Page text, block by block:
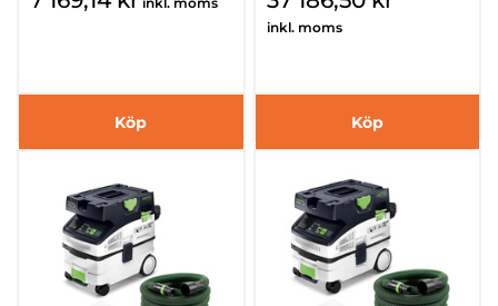
Köp
inkl. moms
Köp